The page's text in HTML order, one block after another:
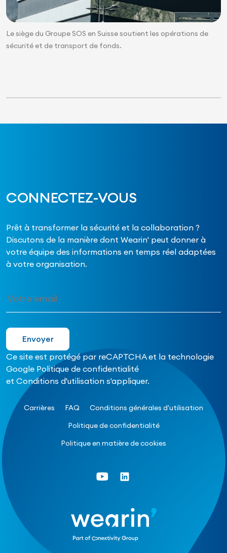
Le siège du Groupe SOS en Suisse soutient les opérations de
sécurité et de transport de fonds.
CONNECTEZ-VOUS
Prêt à transformer la sécurité et la collaboration ?
Discutons de la manière dont Wearin' peut donner à
votre équipe des informations en temps réel adaptées
à votre organisation.
Ce site est protégé par reCAPTCHA et la technologie
Google Politique de confidentialité
et Conditions d'utilisation s'appliquer.
Carrières FAQ
Conditions générales d'utilisation
Politique de confidentialité
Politique en matière de cookies